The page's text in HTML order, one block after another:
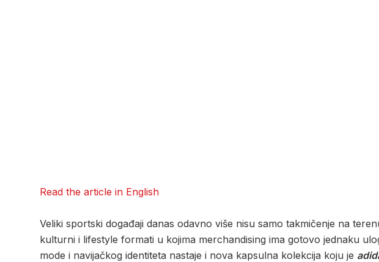
Read the article in English
Veliki sportski događaji danas odavno više nisu samo takmičenje na
kulturni i lifestyle formati u kojima merchandising ima gotovo jednaku
mode i navijačkog identiteta nastaje i nova kapsulna kolekcija koju je